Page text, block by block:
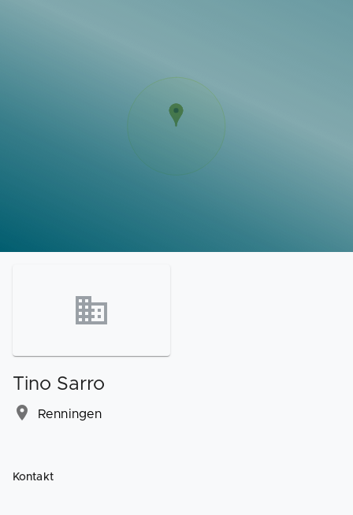
Webinare Magazin
Tino Sarro
Renningen
Kontakt